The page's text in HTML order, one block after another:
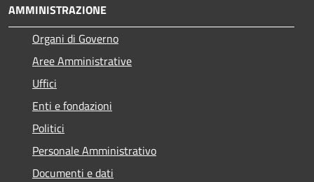
AMMINISTRAZIONE
Organi di Governo
Aree Amministrative
Uffici
Enti e fondazioni
Politici
Personale Amministrativo
Documenti e dati